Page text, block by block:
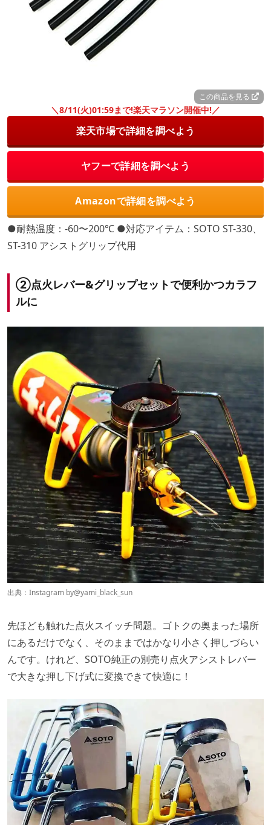
この商品を見る
＼8/11(火)01:59まで!楽天マラソン開催中!／
楽天市場で詳細を調べよう
ヤフーで詳細を調べよう
Amazonで詳細を調べよう
●耐熱温度：-60〜200℃ ●対応アイテム：SOTO ST-330、
ST-310 アシストグリップ代用
②点火レバー&グリップセットで便利かつカラフ
ルに
出典：Instagram by@yami_black_sun
先ほども触れた点火スイッチ問題。ゴトクの奥まった場所
にあるだけでなく、そのままではかなり小さく押しづらい
んです。けれど、SOTO純正の別売り点火アシストレバー
で大きな押し下げ式に変換できて快適に！